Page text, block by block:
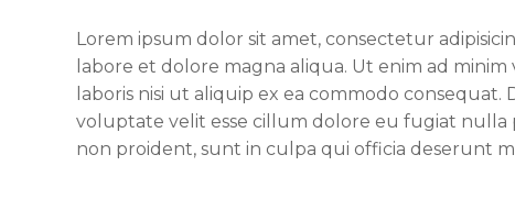
Lorem ipsum dolor sit amet, consectetur
labore et dolore magna aliqua. Ut enim ad
laboris nisi ut aliquip ex ea commodo
voluptate velit esse cillum dolore eu fugiat
non proident, sunt in culpa qui officia deserunt